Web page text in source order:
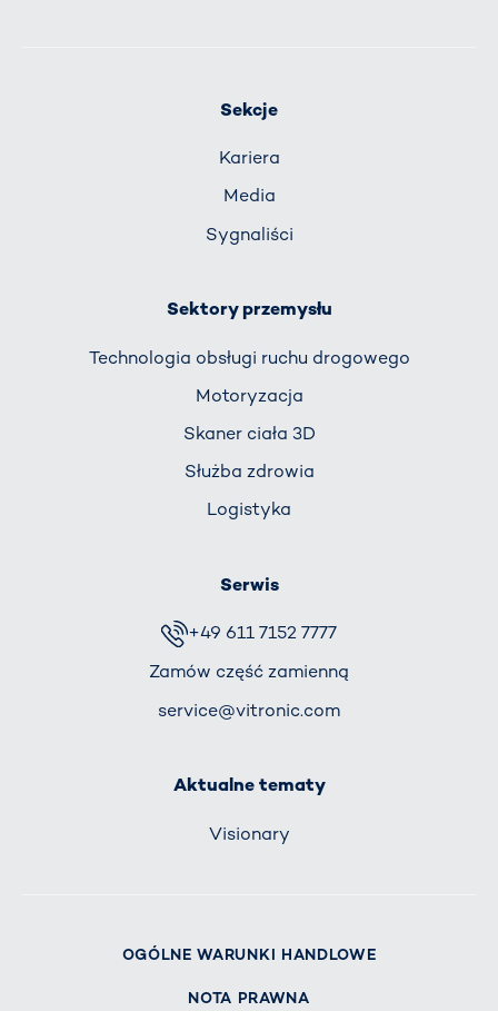
Sekcje
Kariera
Media
Sygnaliści
Sektory przemysłu
Technologia obsługi ruchu drogowego
Motoryzacja
Skaner ciała 3D
Służba zdrowia
Logistyka
Serwis
+49 611 7152 7777
Zamów część zamienną
service@vitronic.com
Aktualne tematy
Visionary
OGÓLNE WARUNKI HANDLOWE
NOTA PRAWNA